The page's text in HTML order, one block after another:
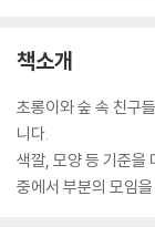
책소개
초롱이와 숲 속 친구
니다.
색깔, 모양 등 기준을
중에서 부분의 모임